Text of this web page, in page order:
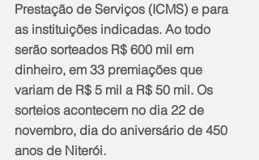
Prestação de Serviços (ICMS) e para
as instituições indicadas. Ao todo
serão sorteados R$ 600 mil em
dinheiro, em 33 premiações que
variam de R$ 5 mil a R$ 50 mil. Os
sorteios acontecem no dia 22 de
novembro, dia do aniversário de 450
anos de Niterói.